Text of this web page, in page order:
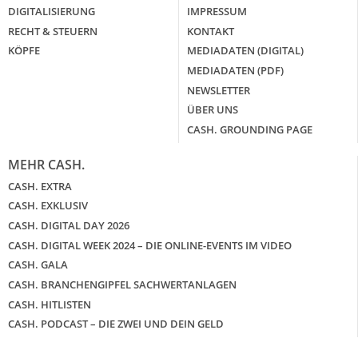
DIGITALISIERUNG
RECHT & STEUERN
KÖPFE
IMPRESSUM
KONTAKT
MEDIADATEN (DIGITAL)
MEDIADATEN (PDF)
NEWSLETTER
ÜBER UNS
CASH. GROUNDING PAGE
MEHR CASH.
CASH. EXTRA
CASH. EXKLUSIV
CASH. DIGITAL DAY 2026
CASH. DIGITAL WEEK 2024 – DIE ONLINE-EVENTS IM VIDEO
CASH. GALA
CASH. BRANCHENGIPFEL SACHWERTANLAGEN
CASH. HITLISTEN
CASH. PODCAST – DIE ZWEI UND DEIN GELD